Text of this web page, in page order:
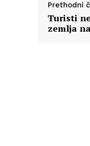
Prethodni
Turisti
zemlja